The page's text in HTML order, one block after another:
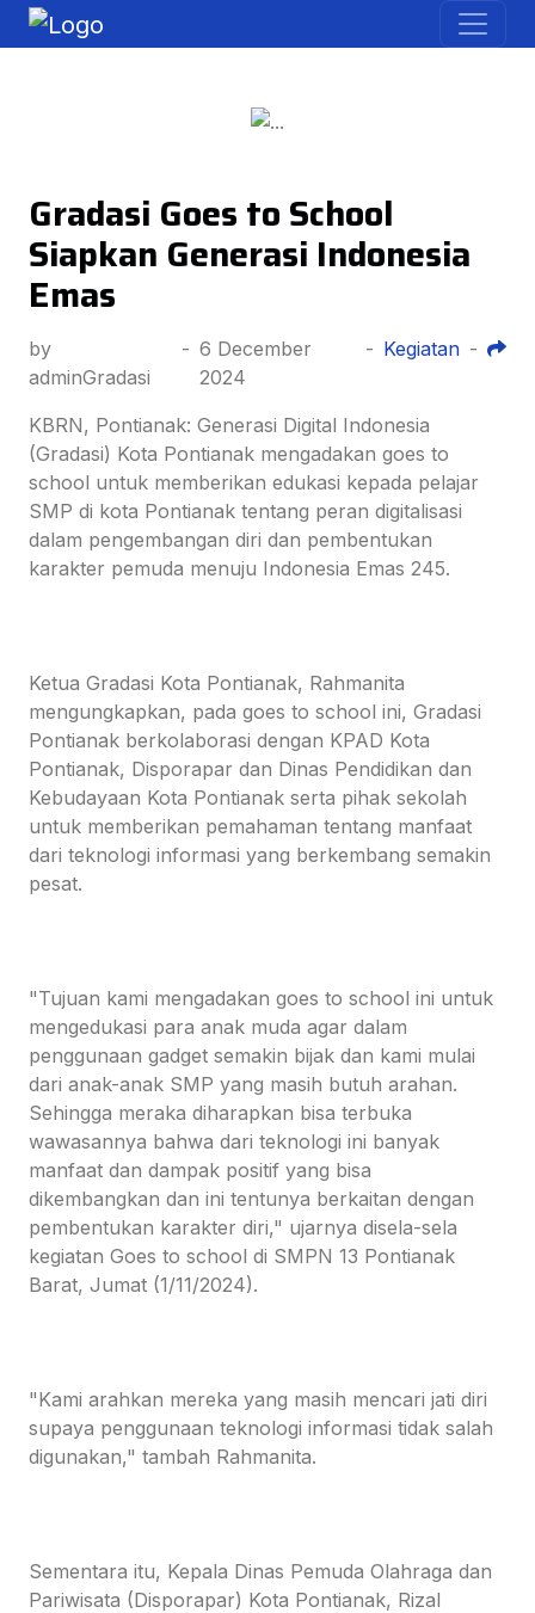
Gradasi Goes to School
Siapkan Generasi Indonesia
Emas
by
adminGradasi
- 6 December
2024
- Kegiatan -
KBRN, Pontianak: Generasi Digital Indonesia
(Gradasi) Kota Pontianak mengadakan goes to
school untuk memberikan edukasi kepada pelajar
SMP di kota Pontianak tentang peran digitalisasi
dalam pengembangan diri dan pembentukan
karakter pemuda menuju Indonesia Emas 245.
Ketua Gradasi Kota Pontianak, Rahmanita
mengungkapkan, pada goes to school ini, Gradasi
Pontianak berkolaborasi dengan KPAD Kota
Pontianak, Disporapar dan Dinas Pendidikan dan
Kebudayaan Kota Pontianak serta pihak sekolah
untuk memberikan pemahaman tentang manfaat
dari teknologi informasi yang berkembang semakin
pesat.
"Tujuan kami mengadakan goes to school ini untuk
mengedukasi para anak muda agar dalam
penggunaan gadget semakin bijak dan kami mulai
dari anak-anak SMP yang masih butuh arahan.
Sehingga meraka diharapkan bisa terbuka
wawasannya bahwa dari teknologi ini banyak
manfaat dan dampak positif yang bisa
dikembangkan dan ini tentunya berkaitan dengan
pembentukan karakter diri," ujarnya disela-sela
kegiatan Goes to school di SMPN 13 Pontianak
Barat, Jumat (1/11/2024).
"Kami arahkan mereka yang masih mencari jati diri
supaya penggunaan teknologi informasi tidak salah
digunakan," tambah Rahmanita.
Sementara itu, Kepala Dinas Pemuda Olahraga dan
Pariwisata (Disporapar) Kota Pontianak, Rizal